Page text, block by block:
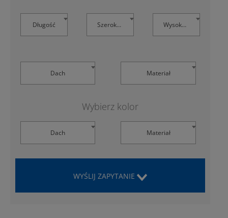
Długość Szerokość Wysokość
Dach Materiał
Wybierz kolor
Dach Materiał
WYŚLIJ ZAPYTANIE